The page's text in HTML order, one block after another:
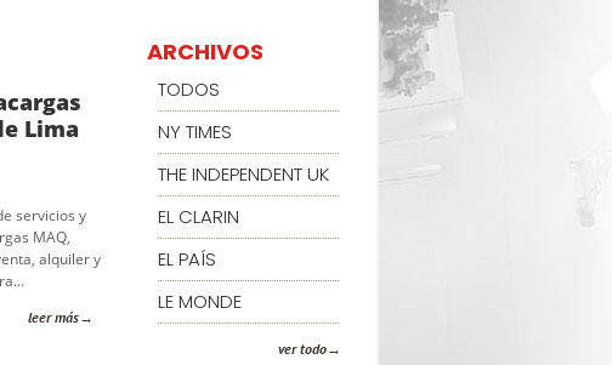
Lima
servicios y
MAQ,
alquiler y
leer más
ARCHIVOS
TODOS
NY TIMES
THE INDEPENDENT UK
EL CLARIN
EL PAÍS
LE MONDE
ver todo